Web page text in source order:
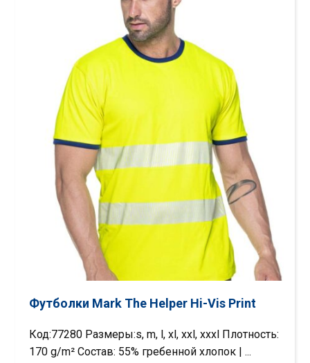
Футболки Mark The Helper Hi-Vis Print
Код:77280 Размеры:s, m, l, xl, xxl, xxxl Плотность:
170 g/m² Состав: 55% гребенной хлопок | ...